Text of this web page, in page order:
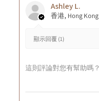
Ashley L.
香港, Hong Kong
顯示回覆 (1)
這則評論對您有幫助嗎？